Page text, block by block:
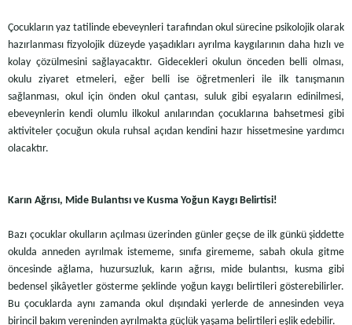
Çocukların yaz tatilinde ebeveynleri tarafından okul sürecine psikolojik olarak
hazırlanması fizyolojik düzeyde yaşadıkları ayrılma kaygılarının daha hızlı ve
kolay çözülmesini sağlayacaktır. Gidecekleri okulun önceden belli olması,
okulu ziyaret etmeleri, eğer belli ise öğretmenleri ile ilk tanışmanın
sağlanması, okul için önden okul çantası, suluk gibi eşyaların edinilmesi,
ebeveynlerin kendi olumlu ilkokul anılarından çocuklarına bahsetmesi gibi
aktiviteler çocuğun okula ruhsal açıdan kendini hazır hissetmesine yardımcı
olacaktır.
Karın Ağrısı, Mide Bulantısı ve Kusma Yoğun Kaygı Belirtisi!
Bazı çocuklar okulların açılması üzerinden günler geçse de ilk günkü şiddette
okulda anneden ayrılmak istememe, sınıfa girememe, sabah okula gitme
öncesinde ağlama, huzursuzluk, karın ağrısı, mide bulantısı, kusma gibi
bedensel şikâyetler gösterme şeklinde yoğun kaygı belirtileri gösterebilirler.
Bu çocuklarda aynı zamanda okul dışındaki yerlerde de annesinden veya
birincil bakım vereninden ayrılmakta güçlük yaşama belirtileri eşlik edebilir.